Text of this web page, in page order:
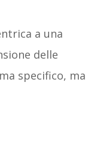
a una
delle
specifico, ma